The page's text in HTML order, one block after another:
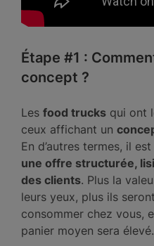
Étape #1 :
concept ?
Les food trucks qui ont
ceux affichant un
En d’autres termes, il
une offre structurée,
des clients. Plus la
leurs yeux, plus ils
consommer chez vous,
panier moyen sera élevé.